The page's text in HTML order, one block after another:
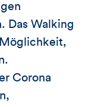
Das Walking
Corona